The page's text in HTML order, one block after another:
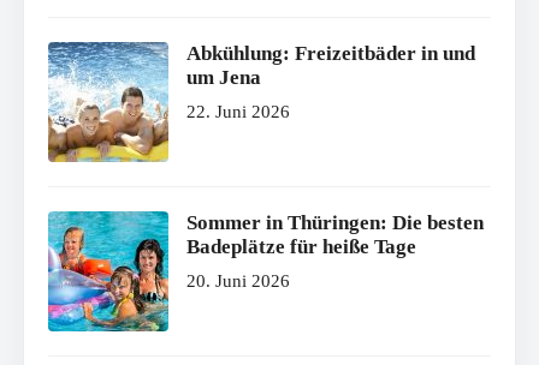
Abkühlung: Freizeitbäder in und
um Jena
22. Juni 2026
Sommer in Thüringen: Die besten
Badeplätze für heiße Tage
20. Juni 2026